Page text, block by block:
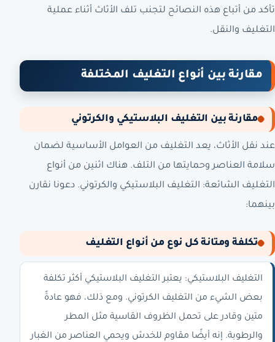
تأكد من أتباع هذه النصائح لتجنب تلف الأثاث أثناء عملية
التغليف والنقل.
مقارنة بين أنواع التغليف المختلفة
مقارنة بين التغليف البلاستيكي والكرتوني
عند نقل الأثاث، يعد التغليف من العوامل الأساسية لضمان
سلامة العناصر وحمايتها من التلف. هناك اثنين من أنواع
التغليف الشائعة: التغليف البلاستيكي والكرتوني. دعونا نقارن
بينهما:
تكلفة ومتانة كل نوع من أنواع التغليف
التغليف البلاستيكي: يعتبر التغليف البلاستيكي أكثر تكلفة
بعض الشيء من التغليف الكرتوني. ومع ذلك، فهو عادةً
متين وقادر على تحمل الظروف القاسية مثل المطر
والرطوبة. إنه أيضًا مقاوم للخدش ويحمي العناصر من الغبار